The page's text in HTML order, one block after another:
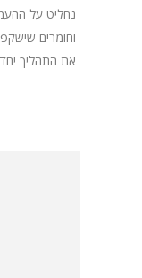
נחליט על
וחומרים
את התהליך